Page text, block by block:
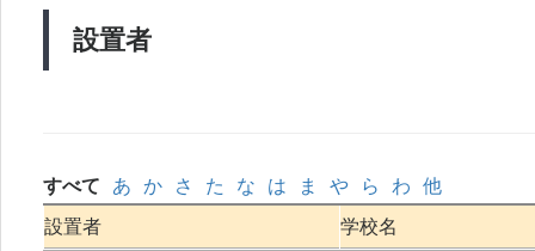
設置者
すべて あ か さ た な は ま や ら わ
他
設置者
学校名